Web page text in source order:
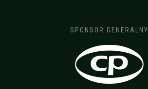
SPONSOR GENERALNY